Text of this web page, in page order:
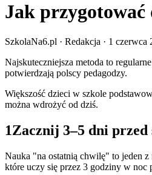
Jak przygotować
SzkolaNa6.pl · Redakcja · 1 czerwca
Najskuteczniejsza metoda to
potwierdzają polscy pedagodzy.
Większość dzieci w szkole
można wdrożyć od dziś.
1Zacznij 3–5 dni przed
Nauka "na ostatnią chwilę" to jeden z
które uczy się przez 3 godziny w noc